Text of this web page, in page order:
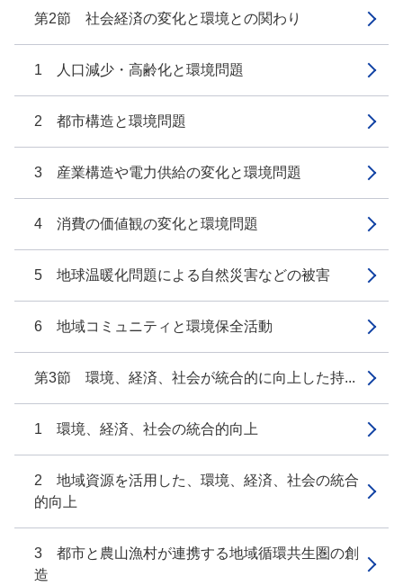
第2節 社会経済の変化と環境との関わり
1 人口減少・高齢化と環境問題
2 都市構造と環境問題
3 産業構造や電力供給の変化と環境問題
4 消費の価値観の変化と環境問題
5 地球温暖化問題による自然災害などの被害
6 地域コミュニティと環境保全活動
第3節 環境、経済、社会が統合的に向上した持...
1 環境、経済、社会の統合的向上
2 地域資源を活用した、環境、経済、社会の統合
的向上
3 都市と農山漁村が連携する地域循環共生圏の創
造